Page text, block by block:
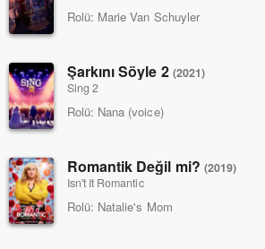
Rolü: Marie Van Schuyler
Şarkını Söyle 2 (2021)
Sing 2
Rolü: Nana (voice)
Romantik Değil mi? (2019)
Isn't It Romantic
Rolü: Natalie's Mom